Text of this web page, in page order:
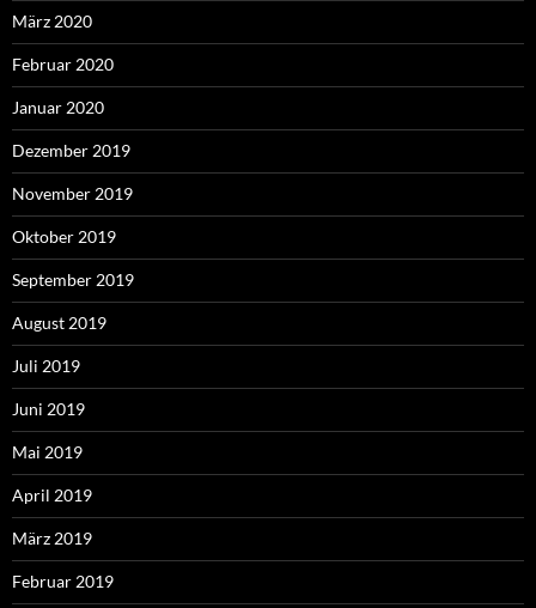
März 2020
Februar 2020
Januar 2020
Dezember 2019
November 2019
Oktober 2019
September 2019
August 2019
Juli 2019
Juni 2019
Mai 2019
April 2019
März 2019
Februar 2019